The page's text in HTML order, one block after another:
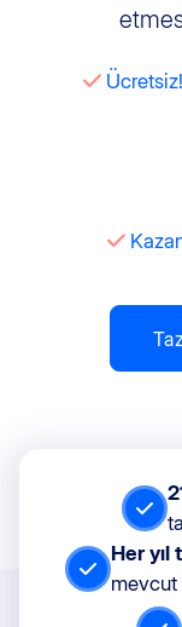
Ücretsiz!
Her
mevcut